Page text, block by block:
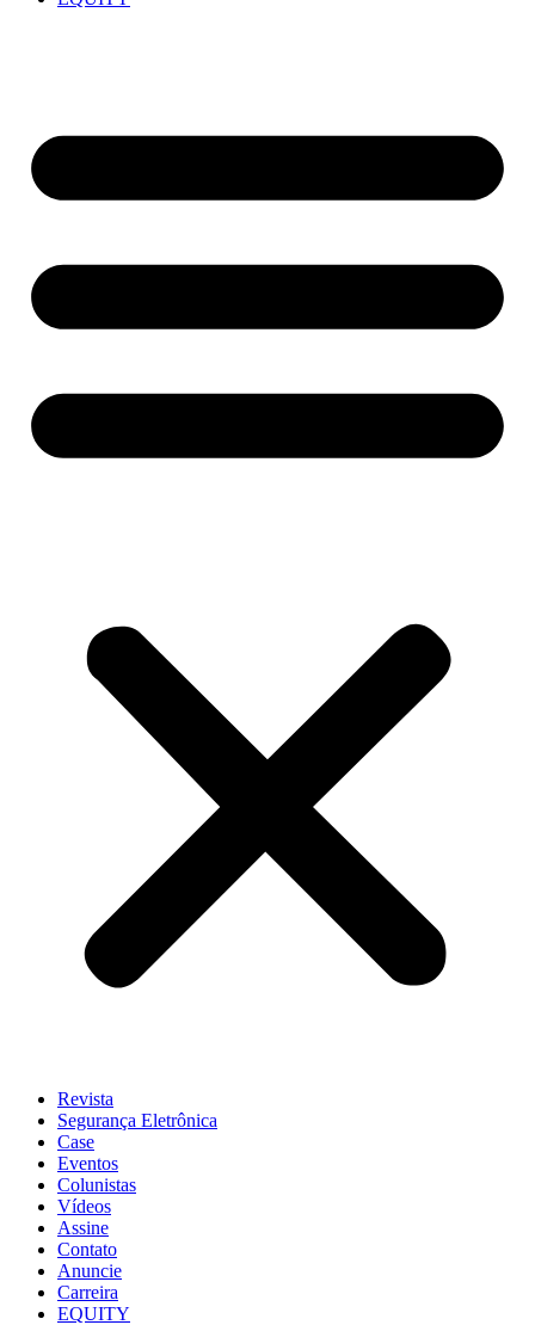
Revista
Segurança Eletrônica
Case
Eventos
Colunistas
Vídeos
Assine
Contato
Anuncie
Carreira
EQUITY